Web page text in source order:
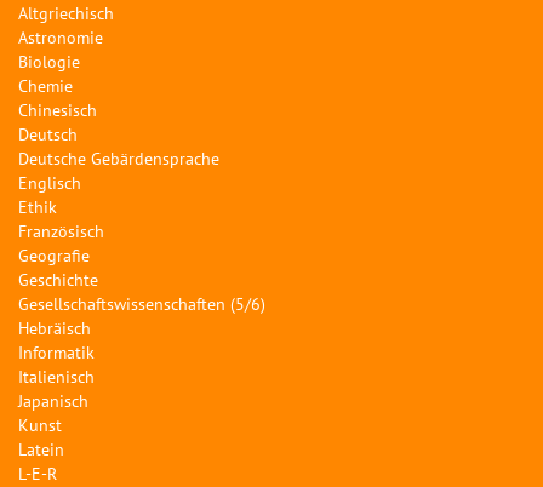
Altgriechisch
Astronomie
Biologie
Chemie
Chinesisch
Deutsch
Deutsche Gebärdensprache
Englisch
Ethik
Französisch
Geografie
Geschichte
Gesellschaftswissenschaften (5/6)
Hebräisch
Informatik
Italienisch
Japanisch
Kunst
Latein
L-E-R